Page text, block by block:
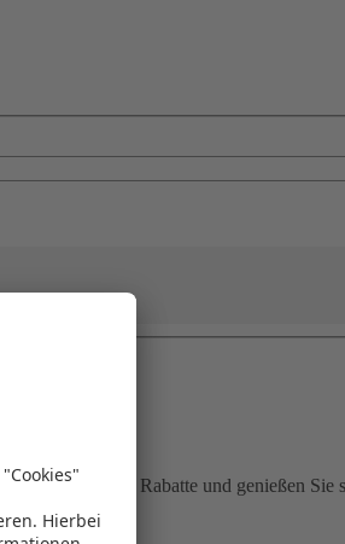
Sie attraktive Rabatte und genießen Sie